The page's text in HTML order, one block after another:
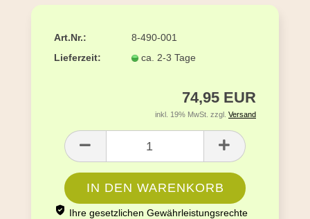
Art.Nr.:
8-490-001
Lieferzeit:
ca. 2-3 Tage
74,95 EUR
inkl. 19% MwSt. zzgl. Versand
Ihre gesetzlichen Gewährleistungsrechte